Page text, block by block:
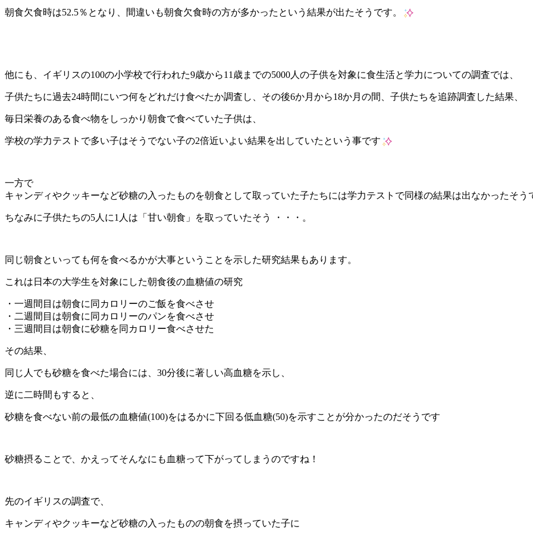
朝食欠食時は52.5％となり、間違いも朝食欠食時の方が多かったという結果が出たそうです。
他にも、イギリスの100の小学校で行われた9歳から11歳までの5000人の子供を対象に食生活と学力についての調査では、
子供たちに過去24時間にいつ何をどれだけ食べたか調査し、その後6か月から18か月の間、子供たちを追跡調査した結果、
毎日栄養のある食べ物をしっかり朝食で食べていた子供は、
学校の学力テストで多い子はそうでない子の2倍近いよい結果を出していたという事です
一方で
キャンディやクッキーなど砂糖の入ったものを朝食として取っていた子たちには学力テストで同様の結果は出なかったそう
ちなみに子供たちの5人に1人は「甘い朝食」を取っていたそう ・・・。
同じ朝食といっても何を食べるかが大事ということを示した研究結果もあります。
これは日本の大学生を対象にした朝食後の血糖値の研究
・一週間目は朝食に同カロリーのご飯を食べさせ
・二週間目は朝食に同カロリーのパンを食べさせ
・三週間目は朝食に砂糖を同カロリー食べさせた
その結果、
同じ人でも砂糖を食べた場合には、30分後に著しい高血糖を示し、
逆に二時間もすると、
砂糖を食べない前の最低の血糖値(100)をはるかに下回る低血糖(50)を示すことが分かったのだそうです
砂糖摂ることで、かえってそんなにも血糖って下がってしまうのですね！
先のイギリスの調査で、
キャンディやクッキーなど砂糖の入ったものの朝食を摂っていた子に